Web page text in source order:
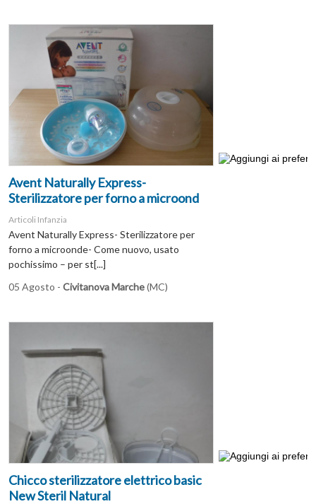
Avent Naturally Express-
Sterilizzatore per forno a microond
Articoli Infanzia
Avent Naturally Express- Sterilizzatore per
forno a microonde- Come nuovo, usato
pochissimo – per st[...]
05 Agosto - Civitanova Marche(MC)
Chicco sterilizzatore elettrico basic
New Steril Natural